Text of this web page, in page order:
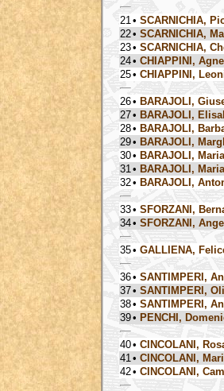
21 • SCARNICHIA,
22• SCARNICHIA,
23• SCARNICHIA,
24• CHIAPPINI,
25• CHIAPPINI,
26• BARAJOLI,
27• BARAJOLI,
28• BARAJOLI,
29• BARAJOLI,
30• BARAJOLI,
31 • BARAJOLI,
32• BARAJOLI,
33• SFORZANI,
34• SFORZANI,
35• GALLIENA,
36• SANTIMPERI,
37• SANTIMPERI,
38• SANTIMPERI,
39• PENCHI,
40• CINCOLANI,
41 • CINCOLANI,
42• CINCOLANI,